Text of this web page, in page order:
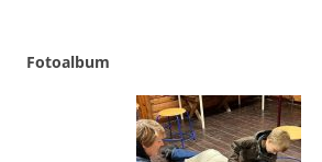
Fotoalbum